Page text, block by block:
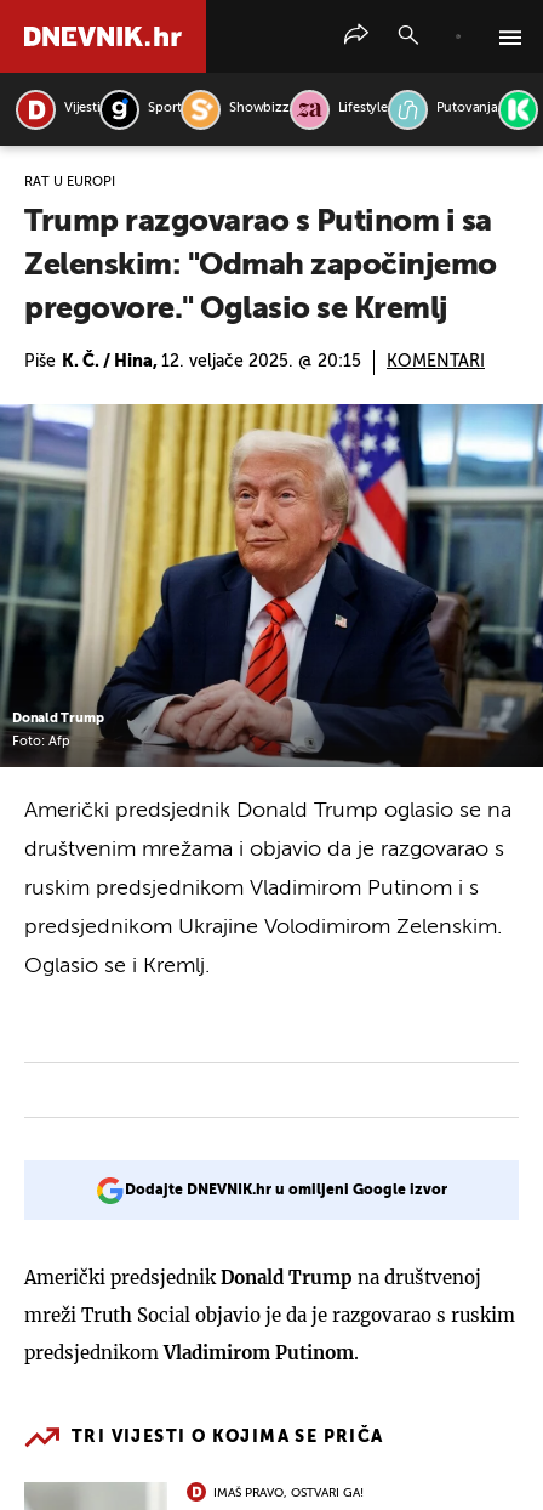
Vijesti Sport Showbizz Lifestyle Putovanja
RAT U EUROPI
Trump razgovarao s Putinom i sa
Zelenskim: "Odmah započinjemo
pregovore." Oglasio se Kremlj
Piše K. Č. / Hina, 12. veljače 2025. @ 20:15 KOMENTARI
Donald Trump
Foto: Afp
Američki predsjednik Donald Trump oglasio se na
društvenim mrežama i objavio da je razgovarao s
ruskim predsjednikom Vladimirom Putinom i s
predsjednikom Ukrajine Volodimirom Zelenskim.
Oglasio se i Kremlj.
Dodajte DNEVNIK.hr u omiljeni Google izvor
Američki predsjednik Donald Trump na društvenoj
mreži Truth Social objavio je da je razgovarao s ruskim
predsjednikomVladimirom Putinom.
TRI VIJESTI O KOJIMA SE PRIČA
IMAŠ PRAVO, OSTVARI GA!
PRETRAŽITE VIJESTI